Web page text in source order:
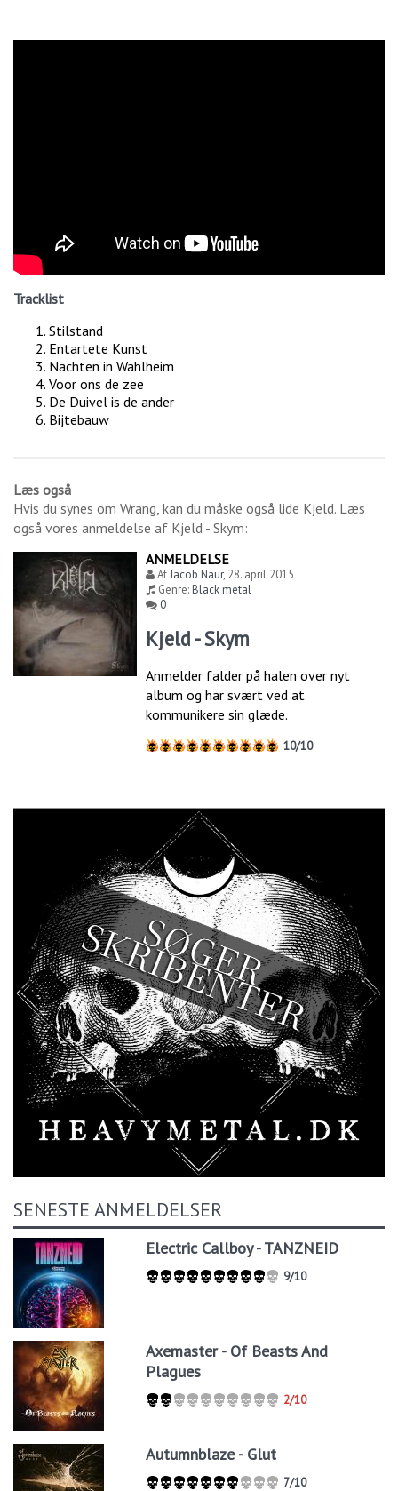
Tracklist
Stilstand
Entartete Kunst
Nachten in Wahlheim
Voor ons de zee
De Duivel is de ander
Bijtebauw
Læs også
Hvis du synes om Wrang, kan du måske også lide Kjeld. Læs
også vores anmeldelse af Kjeld - Skym:
ANMELDELSE
AfJacob Naur, 28. april 2015
Genre:Black metal
0
Kjeld - Skym
Anmelder falder på halen over nyt
album og har svært ved at
kommunikere sin glæde.
10/10
SENESTE ANMELDELSER
Electric Callboy - TANZNEID
9/10
Axemaster - Of Beasts And
Plagues
2/10
Autumnblaze - Glut
7/10